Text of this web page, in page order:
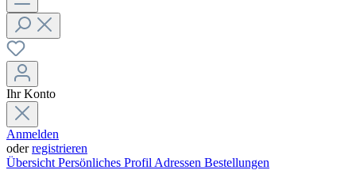
Ihr Konto
Anmelden
oderregistrieren
Übersicht Persönliches Profil Adressen Bestellungen